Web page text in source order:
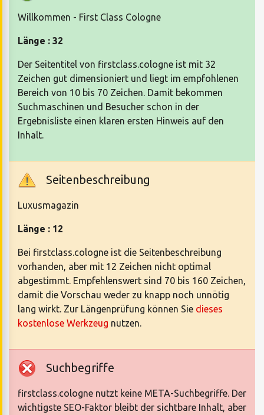
Willkommen - First Class Cologne
Länge : 32
Der Seitentitel von firstclass.cologne ist mit 32
Zeichen gut dimensioniert und liegt im empfohlenen
Bereich von 10 bis 70 Zeichen. Damit bekommen
Suchmaschinen und Besucher schon in der
Ergebnisliste einen klaren ersten Hinweis auf den
Inhalt.
Seitenbeschreibung
Luxusmagazin
Länge : 12
Bei firstclass.cologne ist die Seitenbeschreibung
vorhanden, aber mit 12 Zeichen nicht optimal
abgestimmt. Empfehlenswert sind 70 bis 160 Zeichen,
damit die Vorschau weder zu knapp noch unnötig
lang wirkt. Zur Längenprüfung können Sie dieses
kostenlose Werkzeug nutzen.
Suchbegriffe
firstclass.cologne nutzt keine META-Suchbegriffe. Der
wichtigste SEO-Faktor bleibt der sichtbare Inhalt, aber